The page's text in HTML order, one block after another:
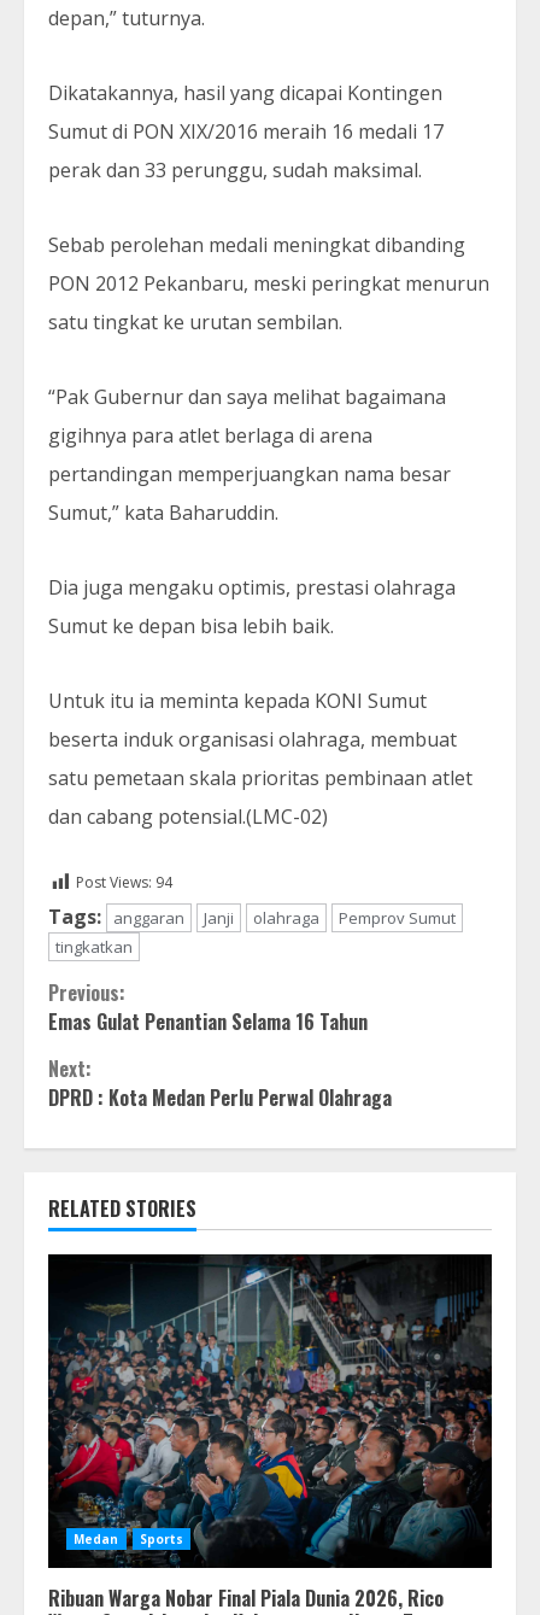
depan,” tuturnya.
Dikatakannya, hasil yang dicapai Kontingen
Sumut di PON XIX/2016 meraih 16 medali 17
perak dan 33 perunggu, sudah maksimal.
Sebab perolehan medali meningkat dibanding
PON 2012 Pekanbaru, meski peringkat menurun
satu tingkat ke urutan sembilan.
“Pak Gubernur dan saya melihat bagaimana
gigihnya para atlet berlaga di arena
pertandingan memperjuangkan nama besar
Sumut,” kata Baharuddin.
Dia juga mengaku optimis, prestasi olahraga
Sumut ke depan bisa lebih baik.
Untuk itu ia meminta kepada KONI Sumut
beserta induk organisasi olahraga, membuat
satu pemetaan skala prioritas pembinaan atlet
dan cabang potensial.(LMC-02)
Post Views: 94
Tags: anggaran Janji olahraga
Pemprov Sumut
tingkatkan
Continue
Reading
Previous:
Emas Gulat Penantian Selama 16 Tahun
Next:
DPRD : Kota Medan Perlu Perwal Olahraga
RELATED STORIES
Medan Sports
Ribuan Warga Nobar Final Piala Dunia 2026, Rico